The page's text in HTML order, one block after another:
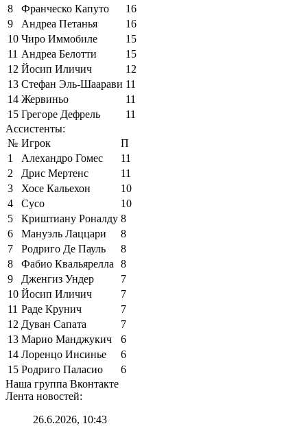
8
Франческо Капуто
16
9
Андреа Петанья
16
10 Чиро Иммобиле
15
11 Андреа Белотти
15
12 Йосип Иличич
12
13 Стефан Эль-Шаарави 11
14 Жервиньо
11
15 Грегоре Дефрель
11
Ассистенты:
№ Игрок
П
1
Алехандро Гомес
11
2
Дрис Мертенс
11
3
Хосе Кальехон
10
4
Сусо
10
5
Криштиану Роналду 8
6
Мануэль Лаццари
8
7
Родриго Де Пауль
8
8
Фабио Квальярелла
8
9
Дженгиз Ундер
7
10 Йосип Иличич
7
11 Раде Крунич
7
12 Дуван Сапата
7
13 Марио Манджукич
6
14 Лоренцо Инсинье
6
15 Родриго Паласио
6
Наша группа Вконтакте
Лента новостей:
26.6.2026, 10:43